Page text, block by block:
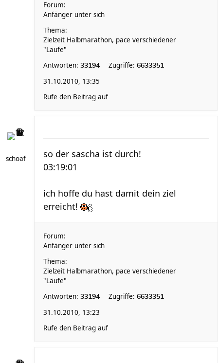
Forum:
Anfänger unter sich
Thema:
Zielzeit Halbmarathon, pace verschiedener
"Läufe"
Antworten: 33194 Zugriffe: 6633351
31.10.2010, 13:35
Rufe den Beitrag auf
schoaf
so der sascha ist durch!
03:19:01
ich hoffe du hast damit dein ziel
erreicht!
Forum:
Anfänger unter sich
Thema:
Zielzeit Halbmarathon, pace verschiedener
"Läufe"
Antworten: 33194 Zugriffe: 6633351
31.10.2010, 13:23
Rufe den Beitrag auf